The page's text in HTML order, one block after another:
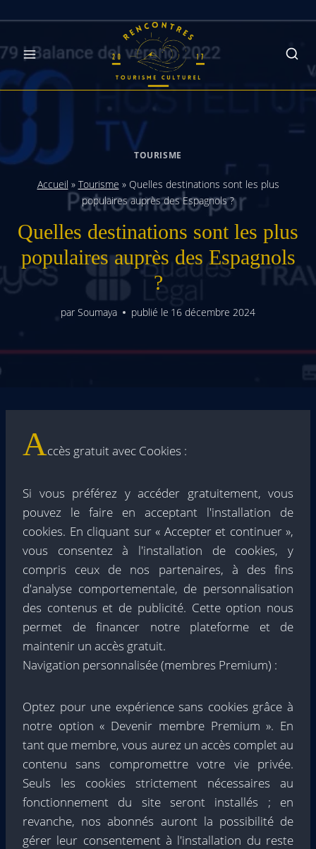
to
content
TOURISME
Accueil » Tourisme » Quelles destinations sont les plus
populaires auprès des Espagnols ?
Quelles destinations sont les plus
populaires auprès des Espagnols
?
par Soumaya publié le 16 décembre 2024
Accès gratuit avec Cookies :
Si vous préférez y accéder gratuitement, vous
pouvez le faire en acceptant l'installation de
cookies. En cliquant sur « Accepter et continuer »,
vous consentez à l'installation de cookies, y
compris ceux de nos partenaires, à des fins
d'analyse comportementale, de personnalisation
des contenus et de publicité. Cette option nous
permet de financer notre plateforme et de
maintenir un accès gratuit.
Navigation personnalisée (membres Premium) :
Optez pour une expérience sans cookies grâce à
notre option « Devenir membre Premium ». En
tant que membre, vous aurez un accès complet au
contenu sans compromettre votre vie privée.
Seuls les cookies strictement nécessaires au
fonctionnement du site seront installés ; en
revanche, nos abonnés auront la possibilité de
gérer leur consentement à l'installation du reste